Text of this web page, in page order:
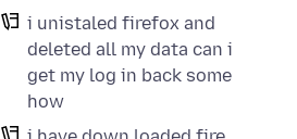
i unistaled firefox and
deleted all my data can i
get my log in back some
how